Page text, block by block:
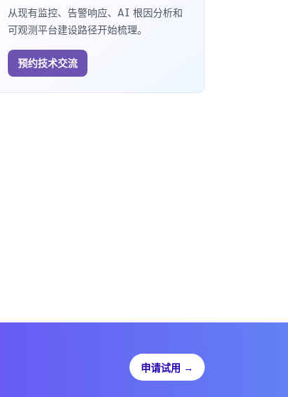
从现有监控、告警响应、AI 根因分析和
可观测平台建设路径开始梳理。
预约技术交流
申请试用 →